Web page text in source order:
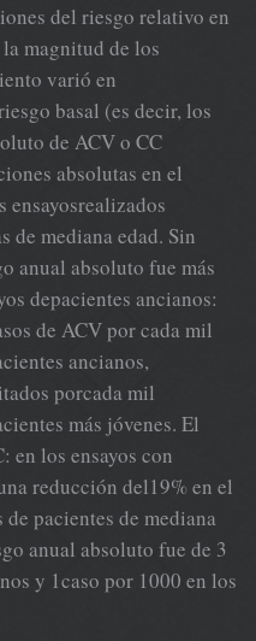
del riesgo relativo en
magnitud de los
varió en
basal (es decir, los
de ACV o CC
absolutas en el
ensayosrealizados
de mediana edad. Sin
anual absoluto fue más
depacientes ancianos:
de ACV por cada mil
ancianos,
porcada mil
más jóvenes. El
en los ensayos con
reducción del19% en el
pacientes de mediana
anual absoluto fue de 3
y 1caso por 1000 en los